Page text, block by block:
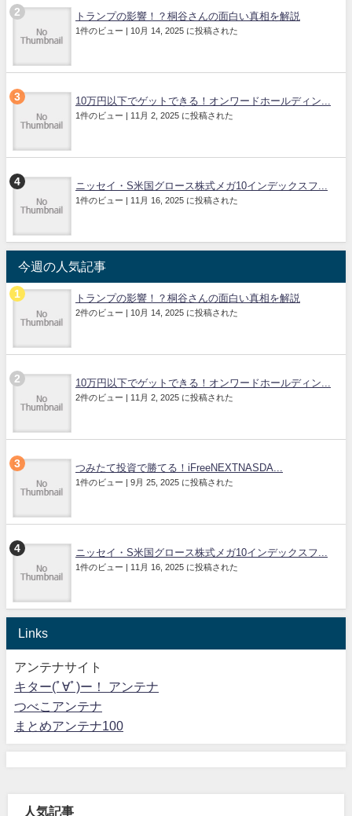
トランプの影響！？桐谷さんの面白い真相を解説
1件のビュー 10月 14, 2025 に投稿された
10万円以下でゲットできる！オンワードホールディン...
1件のビュー 11月 2, 2025 に投稿された
ニッセイ・S米国グロース株式メガ10インデックスフ...
1件のビュー 11月 16, 2025 に投稿された
今週の人気記事
トランプの影響！？桐谷さんの面白い真相を解説
2件のビュー 10月 14, 2025 に投稿された
10万円以下でゲットできる！オンワードホールディン...
2件のビュー 11月 2, 2025 に投稿された
つみたて投資で勝てる！iFreeNEXTNASDA...
1件のビュー 9月 25, 2025 に投稿された
ニッセイ・S米国グロース株式メガ10インデックスフ...
1件のビュー 11月 16, 2025 に投稿された
Links
アンテナサイト
キター(ﾟ∀ﾟ)ー！ アンテナ
つべこアンテナ
まとめアンテナ100
人気記事